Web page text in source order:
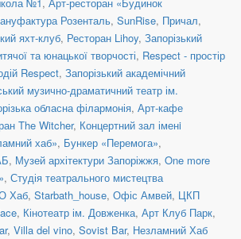
Розенталь, SunRise, Причал,
яхт-клуб, Ресторан Lihoy, Запорізький
та юнацької творчості, Respect - простір
Respect, Запорізький академічний
музично-драматичний театр ім.
обласна філармонія, Арт-кафе
The Witcher, Концертний зал іменi
хаб», Бункер «Перемога»,
, Музей архітектури Запоріжжя, One more
, Студія театрального мистецтва
Хаб, Starbath_house, Офіс Амвей, ЦКП
, Кінотеатр ім. Довженка, Арт Клуб Парк,
, Villa del vino, Sovist Bar, Незламний Хаб